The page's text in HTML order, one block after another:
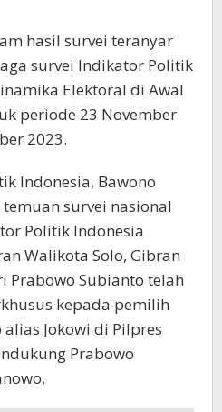
hasil survei teranyar
survei Indikator Politik
Elektoral di Awal
periode 23 November
2023.
Indonesia, Bawono
survei nasional
Politik Indonesia
Walikota Solo, Gibran
Prabowo Subianto telah
kepada pemilih
alias Jokowi di Pilpres
Prabowo